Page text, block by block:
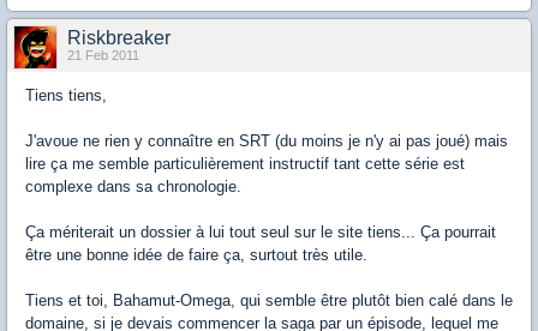
Riskbreaker
21 Feb 2011
Tiens tiens,
J'avoue ne rien y connaître en SRT (du moins je n'y ai pas joué) mais
lire ça me semble particulièrement instructif tant cette série est
complexe dans sa chronologie.
Ça mériterait un dossier à lui tout seul sur le site tiens... Ça pourrait
être une bonne idée de faire ça, surtout très utile.
Tiens et toi, Bahamut-Omega, qui semble être plutôt bien calé dans le
domaine, si je devais commencer la saga par un épisode, lequel me